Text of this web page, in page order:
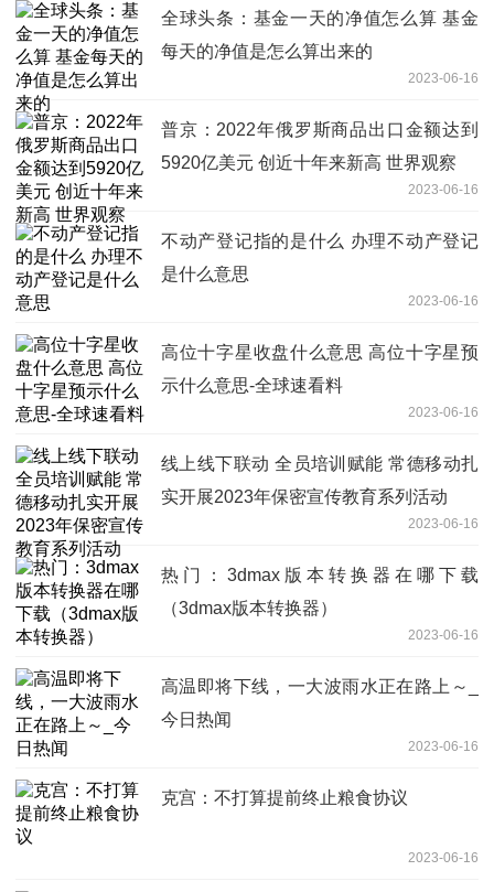
全球头条：基金一天的净值怎么算 基金
每天的净值是怎么算出来的
2023-06-16
普京：2022年俄罗斯商品出口金额达到
5920亿美元 创近十年来新高 世界观察
2023-06-16
不动产登记指的是什么 办理不动产登记
是什么意思
2023-06-16
高位十字星收盘什么意思 高位十字星预
示什么意思-全球速看料
2023-06-16
线上线下联动 全员培训赋能 常德移动扎
实开展2023年保密宣传教育系列活动
2023-06-16
热门：3dmax版本转换器在哪下载
（3dmax版本转换器）
2023-06-16
高温即将下线，一大波雨水正在路上～_
今日热闻
2023-06-16
克宫：不打算提前终止粮食协议
2023-06-16